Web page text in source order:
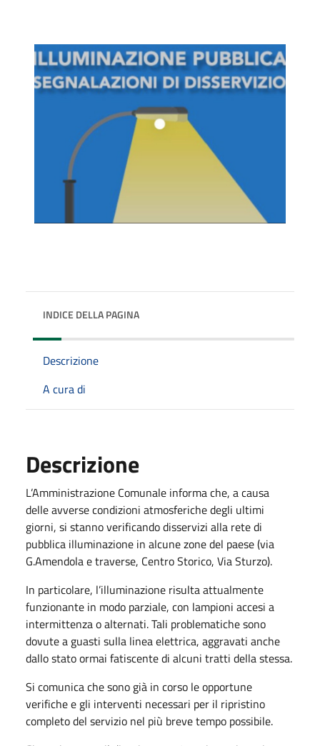
INDICE DELLA PAGINA
Descrizione
A cura di
Descrizione
L’Amministrazione Comunale informa che, a causa
delle avverse condizioni atmosferiche degli ultimi
giorni, si stanno verificando disservizi alla rete di
pubblica illuminazione in alcune zone del paese (via
G.Amendola e traverse, Centro Storico, Via Sturzo).
In particolare, l’illuminazione risulta attualmente
funzionante in modo parziale, con lampioni accesi a
intermittenza o alternati. Tali problematiche sono
dovute a guasti sulla linea elettrica, aggravati anche
dallo stato ormai fatiscente di alcuni tratti della stessa.
Si comunica che sono già in corso le opportune
verifiche e gli interventi necessari per il ripristino
completo del servizio nel più breve tempo possibile.